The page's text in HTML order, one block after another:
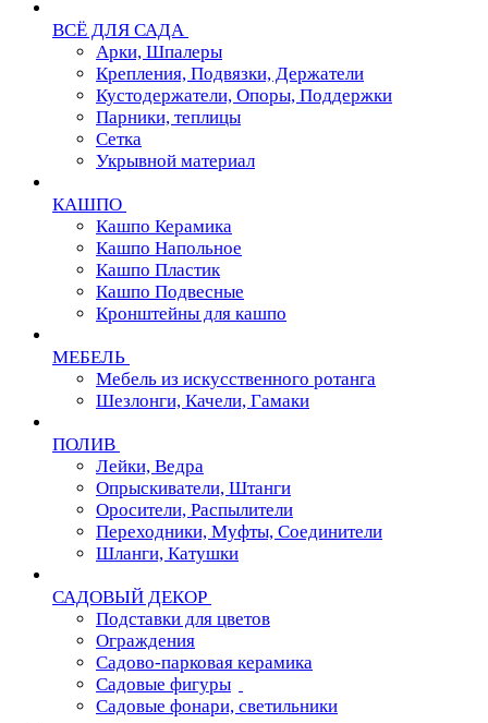
ВСЁ ДЛЯ САДА
Арки, Шпалеры
Крепления, Подвязки, Держатели
Кустодержатели, Опоры, Поддержки
Парники, теплицы
Сетка
Укрывной материал
КАШПО
Кашпо Керамика
Кашпо Напольное
Кашпо Пластик
Кашпо Подвесные
Кронштейны для кашпо
МЕБЕЛЬ
Мебель из искусственного ротанга
Шезлонги, Качели, Гамаки
ПОЛИВ
Лейки, Ведра
Опрыскиватели, Штанги
Оросители, Распылители
Переходники, Муфты, Соединители
Шланги, Катушки
САДОВЫЙ ДЕКОР
Подставки для цветов
Ограждения
Садово-парковая керамика
Садовые фигуры
Садовые фонари, светильники